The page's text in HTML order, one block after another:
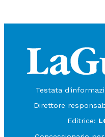
Testata
Direttore
Editrice: